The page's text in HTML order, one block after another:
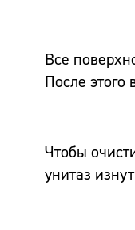
Все
После этого
Чтобы
унитаз